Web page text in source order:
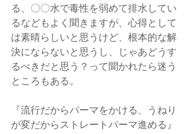
る、〇〇水で毒性を弱めて排水してい
るなどもよく聞きますが、心得として
は素晴らしいと思うけど、根本的な解
決にならないと思うし、じゃあどうす
るべきだと思う？って聞かれたら迷う
ところもある。
『流行だからパーマをかける、うねり
が変だからストレートパーマ進める』